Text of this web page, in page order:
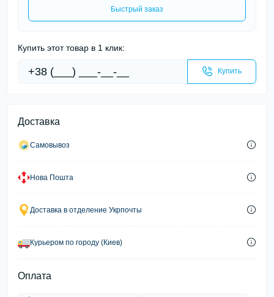
Быстрый заказ
Купить этот товар в 1 клик:
Купить
Доставка
Самовывоз
Нова Пошта
Доставка в отделение Укрпочты
Курьером по городу (Киев)
Оплата